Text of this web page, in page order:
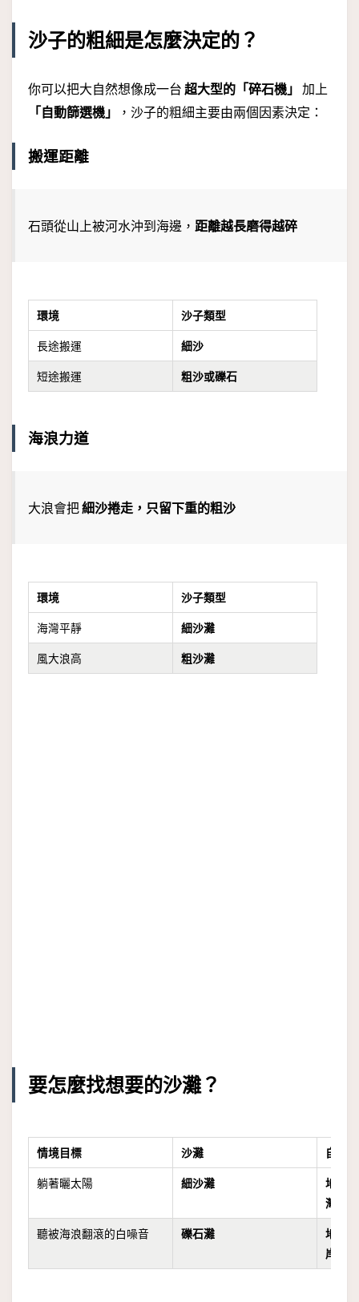
沙子的粗細是怎麼決定的？
你可以把大自然想像成一台 超大型的「碎石機」
加上
「自動篩選機」
，沙子的粗細主要由兩個因素決定：
搬運距離
石頭從山上被河水沖到海邊， 距離越長磨得越碎
環境 沙子類型
長途搬運 細沙
短途搬運 粗沙或礫石
海浪力道
大浪會把細沙捲走，只留下重的粗沙
環境 沙子類型
海灣平靜 細沙灘
風大浪高 粗沙灘
要怎麼找想要的沙灘？
情境目標 沙灘 自然
躺著曬太陽 細沙灘
地勢
灣
聽被海浪翻滾的白噪音 礫石灘
地形
岸